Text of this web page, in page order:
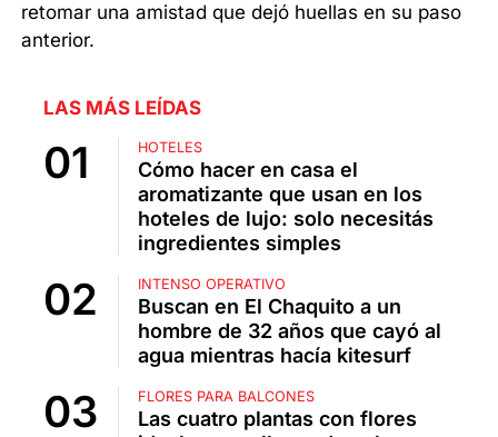
retomar una amistad que dejó huellas en su paso
anterior.
LAS MÁS LEÍDAS
HOTELES
Cómo hacer en casa el
aromatizante que usan en los
hoteles de lujo: solo necesitás
ingredientes simples
INTENSO OPERATIVO
Buscan en El Chaquito a un
hombre de 32 años que cayó al
agua mientras hacía kitesurf
FLORES PARA BALCONES
Las cuatro plantas con flores